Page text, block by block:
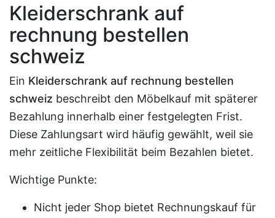
Kleiderschrank auf
rechnung bestellen
schweiz
Ein Kleiderschrank auf rechnung bestellen
schweiz beschreibt den Möbelkauf mit späterer
Bezahlung innerhalb einer festgelegten Frist.
Diese Zahlungsart wird häufig gewählt, weil sie
mehr zeitliche Flexibilität beim Bezahlen bietet.
Wichtige Punkte:
Nicht jeder Shop bietet Rechnungskauf für